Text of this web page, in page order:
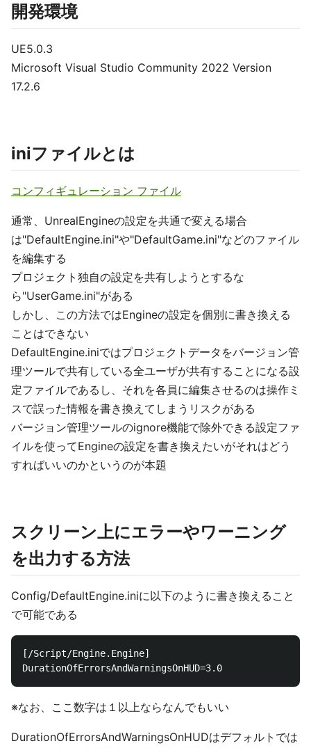
開発環境
UE5.0.3
Microsoft Visual Studio Community 2022 Version
17.2.6
iniファイルとは
コンフィギュレーション ファイル
通常、UnrealEngineの設定を共通で変える場合
は"DefaultEngine.ini"や"DefaultGame.ini"などのファイル
を編集する
プロジェクト独自の設定を共有しようとするな
ら"UserGame.ini"がある
しかし、この方法ではEngineの設定を個別に書き換える
ことはできない
DefaultEngine.iniではプロジェクトデータをバージョン管
理ツールで共有している全ユーザが共有することになる設
定ファイルであるし、それを各員に編集させるのは操作ミ
スで誤った情報を書き換えてしまうリスクがある
バージョン管理ツールのignore機能で除外できる設定ファ
イルを使ってEngineの設定を書き換えたいがそれはどう
すればいいのかというのが本題
スクリーン上にエラーやワーニング
を出力する方法
Config/DefaultEngine.iniに以下のように書き換えること
で可能である
[/Script/Engine.Engine]
※なお、ここ数字は１以上ならなんでもいい
DurationOfErrorsAndWarningsOnHUDはデフォルトでは